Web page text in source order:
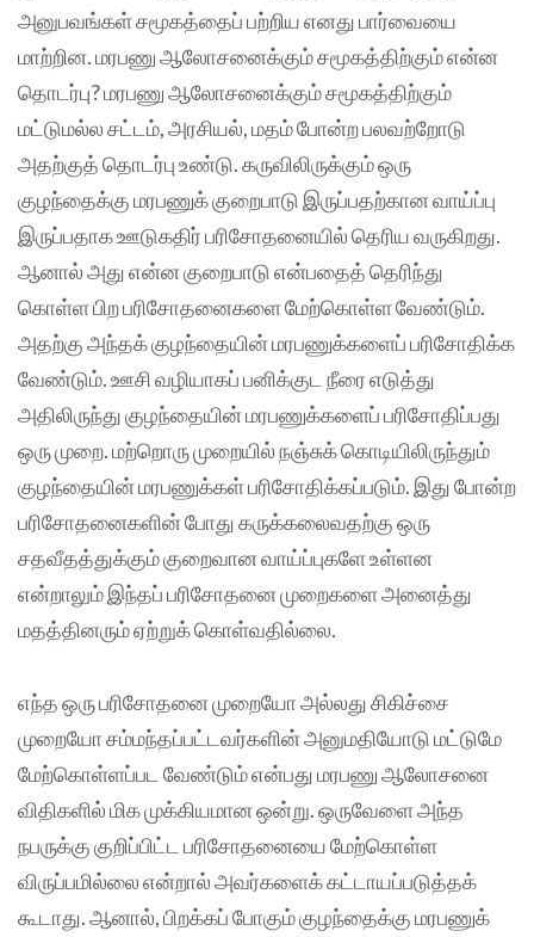
அனுபவங்கள் சமூகத்தைப் பற்றிய எனது பார்வையை
மாற்றின. மரபணு ஆலோசனைக்கும் சமூகத்திற்கும் என்ன
தொடர்பு? மரபணு ஆலோசனைக்கும் சமூகத்திற்கும்
மட்டுமல்ல சட்டம், அரசியல், மதம் போன்ற பலவற்றோடு
அதற்குத் தொடர்பு உண்டு. கருவிலிருக்கும் ஒரு
குழந்தைக்கு மரபணுக் குறைபாடு இருப்பதற்கான வாய்ப்பு
இருப்பதாக ஊடுகதிர் பரிசோதனையில் தெரிய வருகிறது‌.
ஆனால் அது என்ன குறைபாடு என்பதைத் தெரிந்து
கொள்ள பிற பரிசோதனைகளை மேற்கொள்ள வேண்டும்.
அதற்கு அந்தக் குழந்தையின் மரபணுக்களைப் பரிசோதிக்க
வேண்டும். ஊசி வழியாகப் பனிக்குட நீரை எடுத்து
அதிலிருந்து குழந்தையின் மரபணுக்களைப் பரிசோதிப்பது
ஒரு முறை. மற்றொரு முறையில் நஞ்சுக் கொடியிலிருந்தும்
குழந்தையின் மரபணுக்கள் பரிசோதிக்கப்படும். இது போன்ற
பரிசோதனைகளின் போது கருக்கலைவதற்கு ஒரு
சதவீதத்துக்கும் குறைவான வாய்ப்புகளே உள்ளன
என்றாலும் இந்தப் பரிசோதனை முறைகளை அனைத்து
மதத்தினரும் ஏற்றுக் கொள்வதில்லை.
எந்த ஒரு பரிசோதனை முறையோ அல்லது சிகிச்சை
முறையோ சம்மந்தப்பட்டவர்களின் அனுமதியோடு மட்டுமே
மேற்கொள்ளப்பட வேண்டும் என்பது மரபணு ஆலோசனை
விதிகளில் மிக முக்கியமான ஒன்று. ஒருவேளை அந்த
நபருக்கு குறிப்பிட்ட பரிசோதனையை மேற்கொள்ள
விருப்பமில்லை என்றால் அவர்களைக் கட்டாயப்படுத்தக்
கூடாது‌‌. ஆனால், பிறக்கப் போகும் குழந்தைக்கு மரபணுக்